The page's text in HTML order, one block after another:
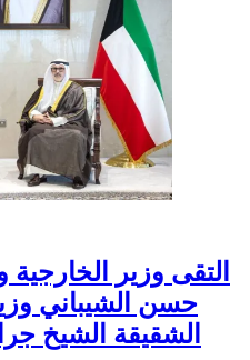
التقى وزير
حسن الشيباني
الشقيقة الشيخ